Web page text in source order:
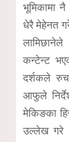
भूमिकामा
धेरै मेहेनत
कन्टेन्ट
दर्शकले
आफुले
मेकिङका
उल्लेख गरे